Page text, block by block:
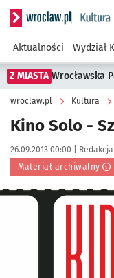
Serwis informacyjny
Aktualności Wydział
Z MIASTA Wrocławska
wroclaw.pl Kultura
Kino Solo -
Data publikacji:
26.09.2013 00:00 | Autor:
Materiał archiwalny
Kliknij, aby powiększyć